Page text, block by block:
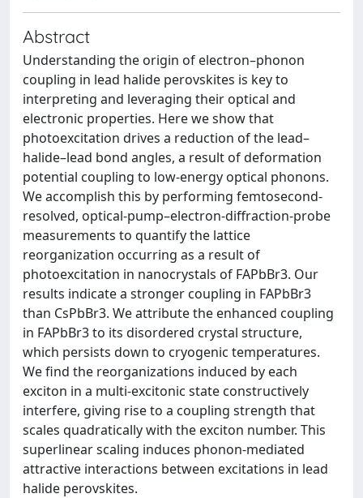
Abstract
Understanding the origin of electron–phonon
coupling in lead halide perovskites is key to
interpreting and leveraging their optical and
electronic properties. Here we show that
photoexcitation drives a reduction of the lead–
halide–lead bond angles, a result of deformation
potential coupling to low-energy optical phonons.
We accomplish this by performing femtosecond-
resolved, optical-pump–electron-diffraction-probe
measurements to quantify the lattice
reorganization occurring as a result of
photoexcitation in nanocrystals of FAPbBr3. Our
results indicate a stronger coupling in FAPbBr3
than CsPbBr3. We attribute the enhanced coupling
in FAPbBr3 to its disordered crystal structure,
which persists down to cryogenic temperatures.
We find the reorganizations induced by each
exciton in a multi-excitonic state constructively
interfere, giving rise to a coupling strength that
scales quadratically with the exciton number. This
superlinear scaling induces phonon-mediated
attractive interactions between excitations in lead
halide perovskites.